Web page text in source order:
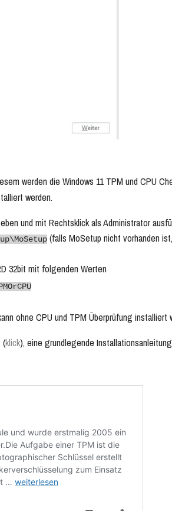
werden die Windows 11 TPM und CPU
werden.
und mit Rechtsklick als Administrator
(falls MoSetup nicht vorhanden
32bit mit folgenden Werten
ohne CPU und TPM Überprüfung installiert
(klick), eine grundlegende